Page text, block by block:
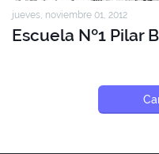
jueves, noviembre 01, 2012
Escuela Nº1 Pilar